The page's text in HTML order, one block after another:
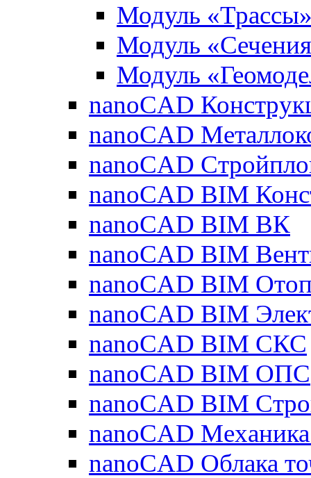
Модуль
Модуль
Модуль
nanoCAD
nanoCAD
nanoCAD
nanoCAD BIM
nanoCAD BIM ВК
nanoCAD BIM
nanoCAD BIM
nanoCAD BIM
nanoCAD BIM СКС
nanoCAD BIM ОПС
nanoCAD BIM
nanoCAD
nanoCAD Облака